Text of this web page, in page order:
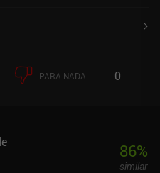
PARA NADA 0
86%
similar